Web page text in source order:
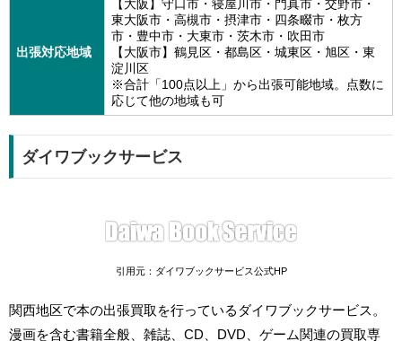
出張対応地域
【大阪】守口市・寝屋川市・門真市・交野市・
東大阪市・高槻市・摂津市・四条畷市・枚方
市・豊中市・大東市・茨木市・吹田市
【大阪市】鶴見区・都島区・城東区・旭区・東
淀川区
※合計「100点以上」から出張可能地域。点数に
応じて他の地域も可
ダイワブックサービス
引用元：ダイワブックサービス公式HP
関西地区で本の出張買取を行っているダイワブックサービス。
漫画を含む書籍全般、雑誌、CD、DVD、ゲーム関連の買取専